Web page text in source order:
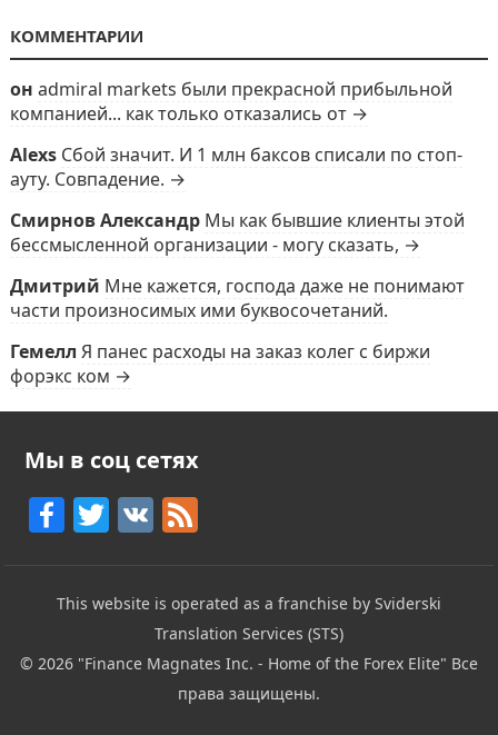
КОММЕНТАРИИ
он admiral markets были прекрасной прибыльной
компанией... как только отказались от →
Alexs Сбой значит. И 1 млн баксов списали по стоп-
ауту. Совпадение. →
Смирнов Александр Мы как бывшие клиенты этой
бессмысленной организации - могу сказать, →
Дмитрий Мне кажется, господа даже не понимают
части произносимых ими буквосочетаний.
Гемелл Я панес расходы на заказ колег с биржи
форэкс ком →
Мы в соц сетях
F
c
e
b
T
itt
er
V F
e
d
This website is operated as a franchise by Sviderski
Translation Services (STS)
© 2026 "Finance Magnates Inc. - Home of the Forex Elite" Все
права защищены.